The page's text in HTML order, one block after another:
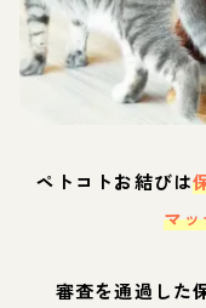
ペトコトお結びは
マ
審査を通過した